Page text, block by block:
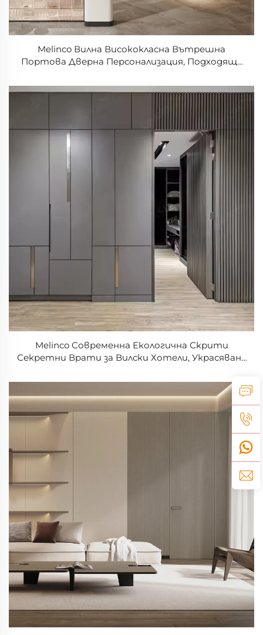
Melinco Вилна Висококласна Вътрешна
Портова Дверна Персонализация, Подходяща
Цвят Невидима Двер
Melinco Современна Екологична Скрити
Секретни Врати за Вилски Хотели, Украсяване
Странни Врати